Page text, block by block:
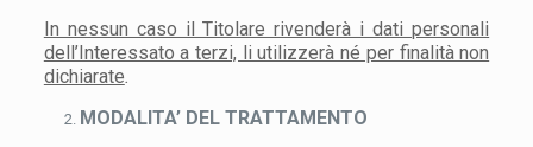
In nessun caso il Titolare rivenderà i dati personali
dell’Interessato a terzi, li utilizzerà né per finalità non
dichiarate.
MODALITA’ DEL TRATTAMENTO